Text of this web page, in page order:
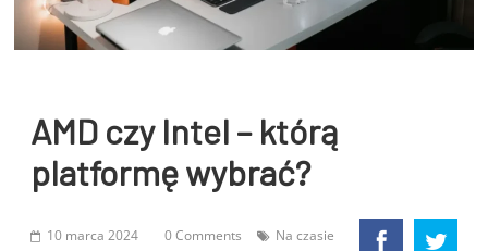
AMD czy Intel – którą
platformę wybrać?
10 marca 2024 0 Comments Na czasie